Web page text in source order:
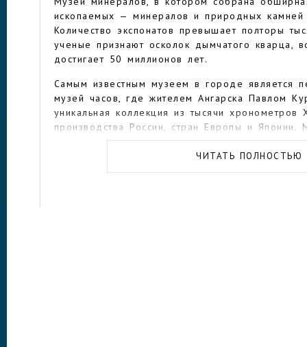
ископаемых — минералов и природных
Количество экспонатов превышает полторы
ученые признают осколок дымчатого кварца,
достигает 50 миллионов лет.
Самым известным музеем в городе является
музей часов, где жителем Ангарска Павлом
уникальная коллекция из тысячи хронометров
производства России, стран Европы и Японии.
занимает 10 залов. Часы произведены из
мрамора и даже дерева: настенных,
музыкальных. Здесь стремится побывать
ЧИТАТЬ ПОЛНОСТЬЮ